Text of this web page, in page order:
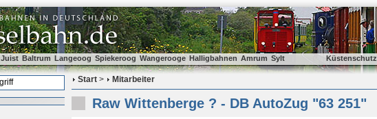
Juist Baltrum Langeoog Spiekeroog Wangerooge Halligbahnen Amrum Sylt Küstenschutz
Start > Mitarbeiter
Raw Wittenberge ? - DB AutoZug "63 251"